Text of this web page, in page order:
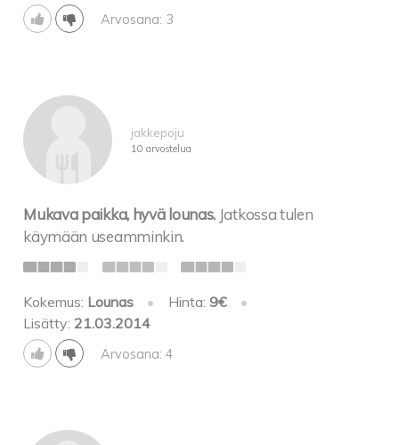
Arvosana: 3
jakkepoju
10 arvostelua
Mukava paikka, hyvä lounas. Jatkossa tulen
käymään useamminkin.
Kokemus: Lounas • Hinta: 9€
•
Lisätty: 21.03.2014
Arvosana: 4